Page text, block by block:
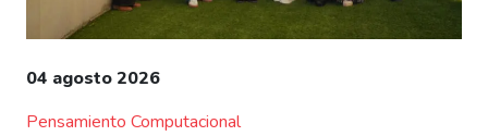
04 agosto 2026
Pensamiento Computacional